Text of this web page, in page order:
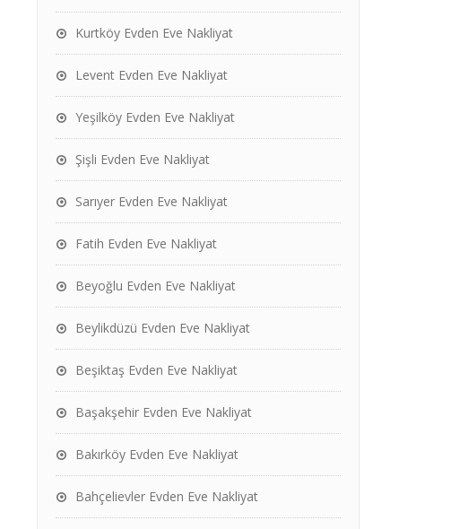
Kurtköy Evden Eve Nakliyat
Levent Evden Eve Nakliyat
Yeşilköy Evden Eve Nakliyat
Şişli Evden Eve Nakliyat
Sarıyer Evden Eve Nakliyat
Fatih Evden Eve Nakliyat
Beyoğlu Evden Eve Nakliyat
Beylikdüzü Evden Eve Nakliyat
Beşiktaş Evden Eve Nakliyat
Başakşehir Evden Eve Nakliyat
Bakırköy Evden Eve Nakliyat
Bahçelievler Evden Eve Nakliyat